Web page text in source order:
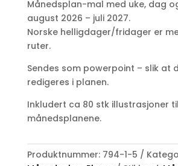
-
august
2026
-
juli
2027
antall
Månedsplan-mal med uke, dag
august 2026 – juli 2027.
Norske helligdager/fridager er
ruter.
Sendes som powerpoint – slik at
redigeres i planen.
Inkludert ca 80 stk illustrasjoner
månedsplanene.
Produktnummer: 794-1-5